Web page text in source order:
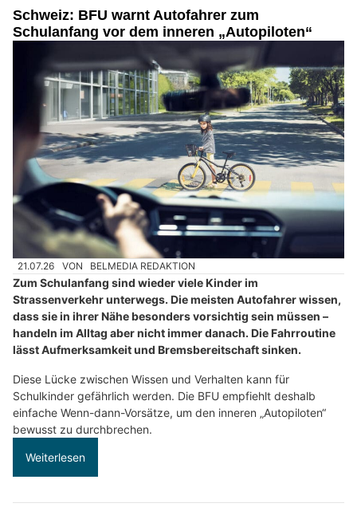
Schweiz: BFU warnt Autofahrer zum
Schulanfang vor dem inneren „Autopiloten“
21.07.26 VON BELMEDIA REDAKTION
Zum Schulanfang sind wieder viele Kinder im
Strassenverkehr unterwegs. Die meisten Autofahrer wissen,
dass sie in ihrer Nähe besonders vorsichtig sein müssen –
handeln im Alltag aber nicht immer danach. Die Fahrroutine
lässt Aufmerksamkeit und Bremsbereitschaft sinken.
Diese Lücke zwischen Wissen und Verhalten kann für
Schulkinder gefährlich werden. Die BFU empfiehlt deshalb
einfache Wenn-dann-Vorsätze, um den inneren „Autopiloten“
bewusst zu durchbrechen.
Weiterlesen